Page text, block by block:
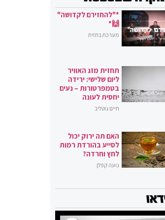
*"להחזירם לקדושה"
🙌*
מערכת בחזית
תחזית מזג האוויר
ליום שלישי: ירידה
בטמפרטורות – נעים
יחסית לעונה
חיים גוטליב
האם תה ירוק יכול
לסייע בהורדת רמות
לחץ וחרדה?
נועה קפלן